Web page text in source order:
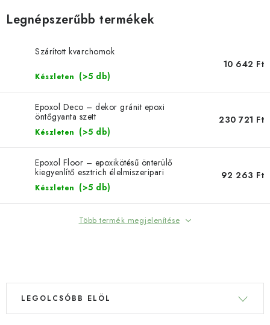
KONTAKTY
SZEMÉLYES ADATOK FELDOLGOZÁSA
Legnépszerűbb termékek
Szárított kvarchomok
Készleten (>5 db)
10 642 Ft
Epoxol Deco – dekor gránit epoxi
öntőgyanta szett
Készleten (>5 db)
230 721 Ft
Epoxol Floor – epoxikötésű önterülő
kiegyenlítő esztrich élelmiszeripari
felhasználásra
Készleten (>5 db)
92 263 Ft
Több termék megjelenítése
T
T
LEGOLCSÓBB ELÖL